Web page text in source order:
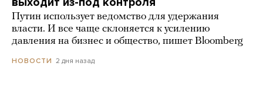
Путин использует ведомство для удержания
власти. И все чаще склоняется к усилению
давления на бизнес и общество, пишет Bloomberg
НОВОСТИ 2 дня назад